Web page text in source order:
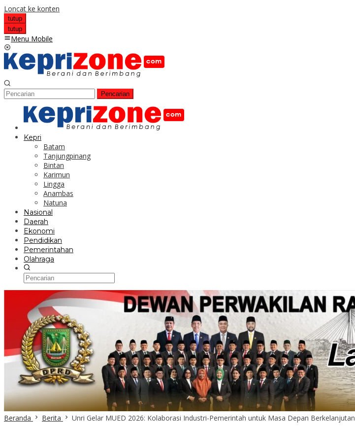
Loncat ke konten
tutup
tutup
Menu Mobile
Pencarian
Kepri
Batam
Tanjungpinang
Bintan
Karimun
Lingga
Anambas
Natuna
Nasional
Daerah
Ekonomi
Pendidikan
Pemerintahan
Olahraga
Beranda Berita Unri Gelar MUED 2026: Kolaborasi Industri-Pemerintah untuk Masa Depan Berkelanjutan